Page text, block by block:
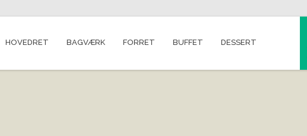
HOVEDRET BAGVÆRK FORRET BUFFET DESSERT